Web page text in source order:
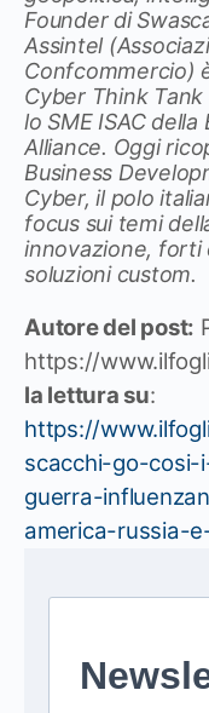
Founder di
Assintel
Confcommercio)
Cyber Think
lo SME ISAC della
Alliance. Oggi
Business
Cyber, il polo
focus sui temi
innovazione, forti
soluzioni custom.
Autore del post:
https://
la lettura su:
https://
scacchi-go-
guerra-
america-russia-